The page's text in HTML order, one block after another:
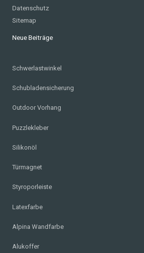
Datenschutz
Sitemap
Neue Beiträge
Schwerlastwinkel
Schubladensicherung
Outdoor Vorhang
Puzzlekleber
Silikonöl
Türmagnet
Styroporleiste
Latexfarbe
Alpina Wandfarbe
Alukoffer